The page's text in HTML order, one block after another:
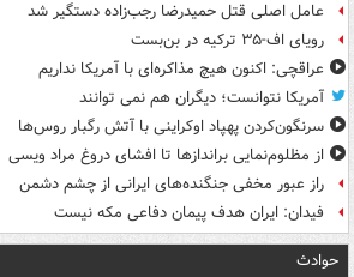
عامل اصلی قتل حمیدرضا رجب‌زاده دستگیر شد
رویای اف-۳۵ ترکیه در بن‌بست
عراقچی: اکنون هیچ مذاکره‌ای با آمریکا نداریم
آمریکا نتوانست؛ دیگران هم نمی توانند
سرنگون‌کردن پهپاد اوکراینی با آتش رگبار روس‌ها
از مظلوم‌نمایی براندازها تا افشای دروغ مراد ویسی
راز عبور مخفی جنگنده‌های ایرانی از چشم دشمن
فیدان: ایران هدف پیمان دفاعی مکه نیست
حوادث